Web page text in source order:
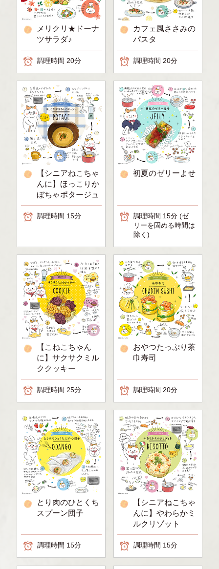
メリクリ★ドーナ
ツサラダ♪
調理時間 20分
カフェ風ささみの
パスタ
調理時間 20分
【シニアねこちゃ
んに】ほっこりか
ぼちゃポタージュ
調理時間 15分
初夏のゼリーよせ
調理時間 15分 (ゼ
リーを固める時間は
除く)
【こねこちゃん
に】サクサクミル
ククッキー
調理時間 25分
おやつたっぷり茶
巾寿司
調理時間 20分
とり肉のひとくち
スプーン団子
調理時間 15分
【シニアねこちゃ
んに】やわらかミ
ルクリゾット
調理時間 15分